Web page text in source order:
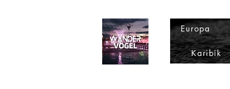
Europa
Karibik